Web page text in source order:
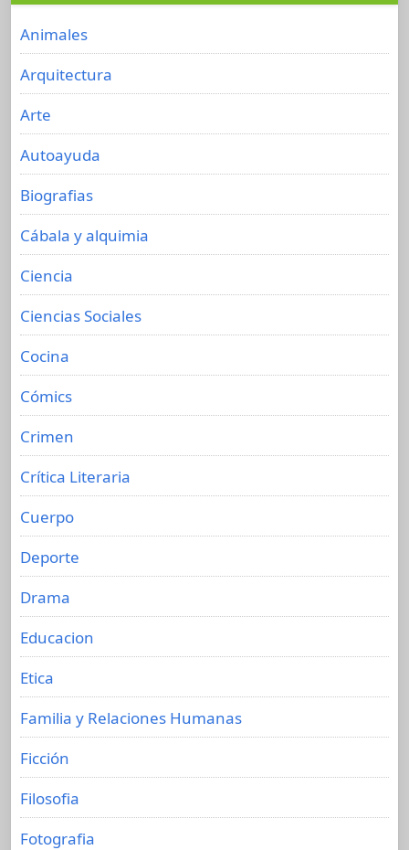
Animales
Arquitectura
Arte
Autoayuda
Biografias
Cábala y alquimia
Ciencia
Ciencias Sociales
Cocina
Cómics
Crimen
Crítica Literaria
Cuerpo
Deporte
Drama
Educacion
Etica
Familia y Relaciones Humanas
Ficción
Filosofia
Fotografia